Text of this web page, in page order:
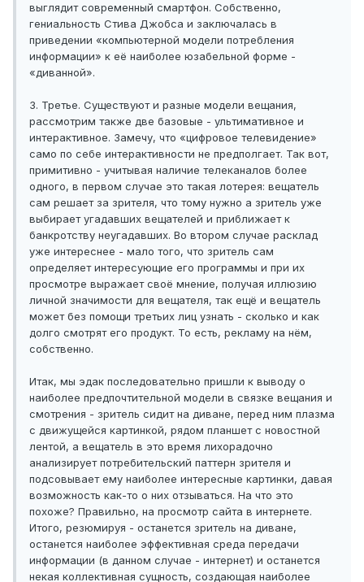
выглядит современный смартфон. Собственно,
гениальность Стива Джобса и заключалась в
приведении «компьютерной модели потребления
информации» к её наиболее юзабельной форме -
«диванной».
3. Третье. Существуют и разные модели вещания,
рассмотрим также две базовые - ультимативное и
интерактивное. Замечу, что «цифровое телевидение»
само по себе интерактивности не предполгает. Так вот,
примитивно - учитывая наличие телеканалов более
одного, в первом случае это такая лотерея: вещатель
сам решает за зрителя, что тому нужно а зритель уже
выбирает угадавших вещателей и приближает к
банкротству неугадавших. Во втором случае расклад
уже интереснее - мало того, что зритель сам
определяет интересующие его программы и при их
просмотре выражает своё мнение, получая иллюзию
личной значимости для вещателя, так ещё и вещатель
может без помощи третьих лиц узнать - сколько и как
долго смотрят его продукт. То есть, рекламу на нём,
собственно.
Итак, мы эдак последовательно пришли к выводу о
наиболее предпочтительной модели в связке вещания и
смотрения - зритель сидит на диване, перед ним плазма
с движущейся картинкой, рядом планшет с новостной
лентой, а вещатель в это время лихорадочно
анализирует потребительский паттерн зрителя и
подсовывает ему наиболее интересные картинки, давая
возможность как-то о них отзываться. На что это
похоже? Правильно, на просмотр сайта в интернете.
Итого, резюмируя - останется зритель на диване,
останется наиболее эффективная среда передачи
информации (в данном случае - интернет) и останется
некая коллективная сущность, создающая наиболее